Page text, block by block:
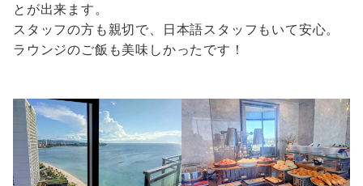
とが出来ます。
スタッフの方も親切で、日本語スタッフもいて安心。
ラウンジのご飯も美味しかったです！